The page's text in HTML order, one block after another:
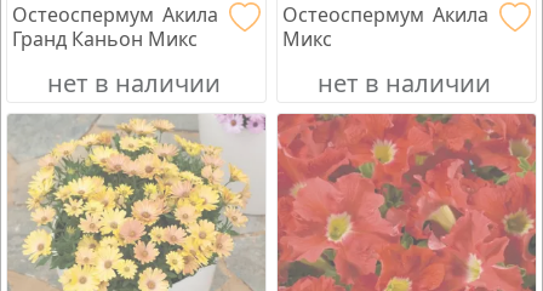
Остеоспермум Акила
Гранд Каньон Микс
нет в наличии
Остеоспермум Акила
Микс
нет в наличии